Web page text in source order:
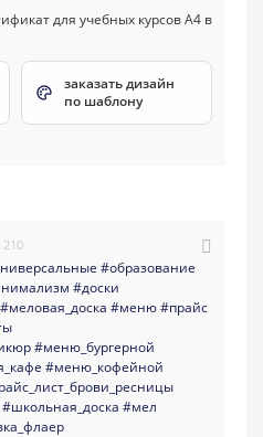
заказать дизайн
по шаблону
210
#образование
#доски
#меловая_доска #меню#прайс
#меню_бургерной
#меню_кофейной
#школьная_доска #мел